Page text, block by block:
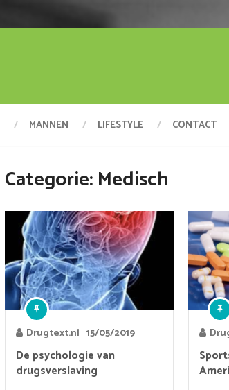
MANNEN LIFESTYLE CONTACT
Categorie:Medisch
Drugtext.nl 15/05/2019
De psychologie van
drugsverslaving